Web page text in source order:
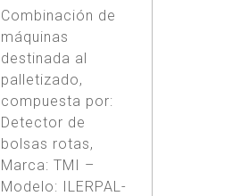
Combinación de
máquinas
destinada al
palletizado,
compuesta por:
Detector de
bolsas rotas,
Marca: TMI –
Modelo: ILERPAL-